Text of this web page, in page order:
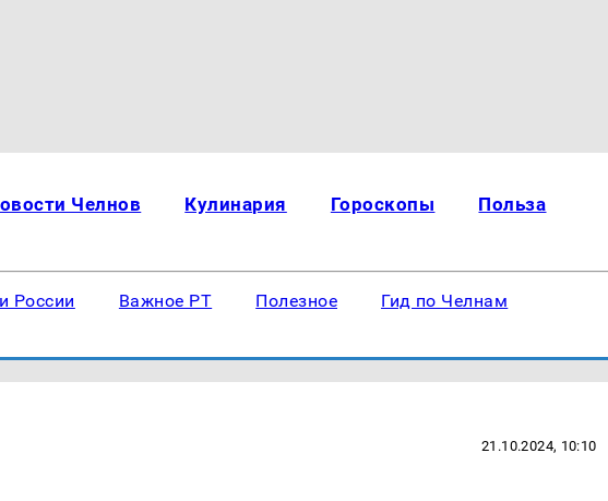
Челнов Кулинария Гороскопы Польза
России Важное РТ Полезное Гид по Челнам
21.10.2024, 10:10